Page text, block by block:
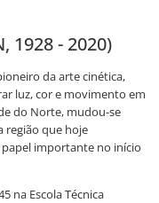
1928 - 2020)
da arte cinética,
luz, cor e movimento em
do Norte, mudou-se
região que hoje
papel importante no início
na Escola Técnica